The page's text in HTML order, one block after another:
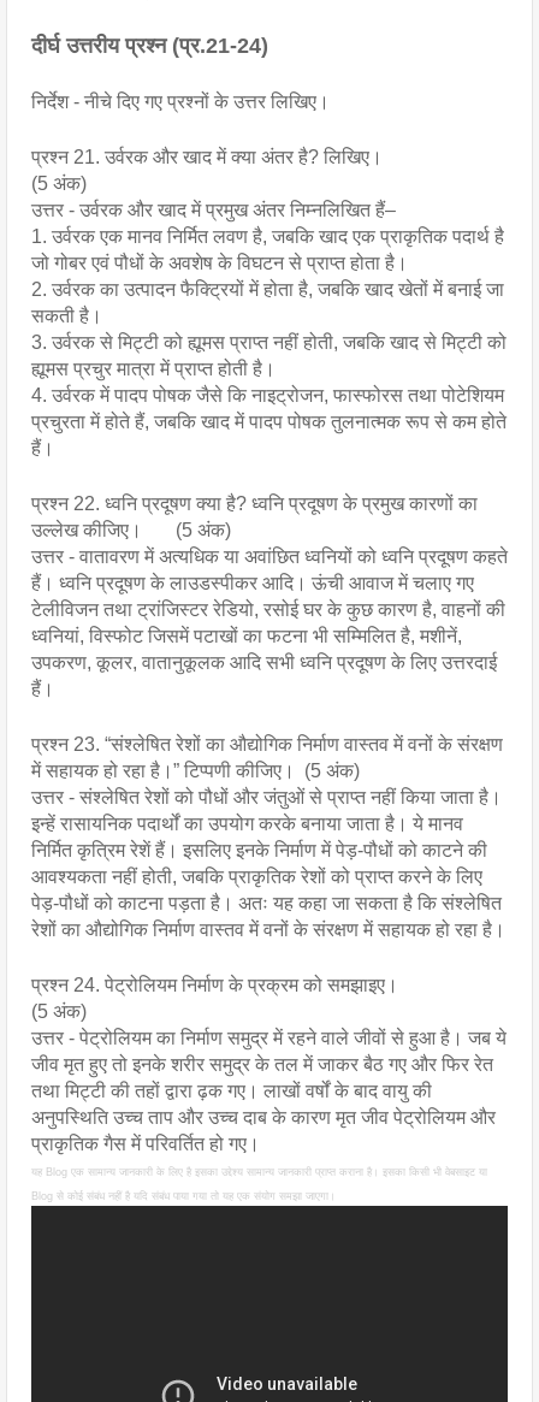
दीर्घ उत्तरीय प्रश्न (प्र.21-24)
निर्देश - नीचे दिए गए प्रश्नों के उत्तर लिखिए।
प्रश्न 21. उर्वरक और खाद में क्या अंतर है? लिखिए।
(5 अंक)
उत्तर - उर्वरक और खाद में प्रमुख अंतर निम्नलिखित हैं–
1. उर्वरक एक मानव निर्मित लवण है, जबकि खाद एक प्राकृतिक पदार्थ है
जो गोबर एवं पौधों के अवशेष के विघटन से प्राप्त होता है।
2. उर्वरक का उत्पादन फैक्ट्रियों में होता है, जबकि खाद खेतों में बनाई जा
सकती है।
3. उर्वरक से मिट्टी को ह्यूमस प्राप्त नहीं होती, जबकि खाद से मिट्टी को
ह्यूमस प्रचुर मात्रा में प्राप्त होती है।
4. उर्वरक में पादप पोषक जैसे कि नाइट्रोजन, फास्फोरस तथा पोटेशियम
प्रचुरता में होते हैं, जबकि खाद में पादप पोषक तुलनात्मक रूप से कम होते
हैं।
प्रश्न 22. ध्वनि प्रदूषण क्या है? ध्वनि प्रदूषण के प्रमुख कारणों का
उल्लेख कीजिए। (5 अंक)
उत्तर - वातावरण में अत्यधिक या अवांछित ध्वनियों को ध्वनि प्रदूषण कहते
हैं। ध्वनि प्रदूषण के लाउडस्पीकर आदि। ऊंची आवाज में चलाए गए
टेलीविजन तथा ट्रांजिस्टर रेडियो, रसोई घर के कुछ कारण है, वाहनों की
ध्वनियां, विस्फोट जिसमें पटाखों का फटना भी सम्मिलित है, मशीनें,
उपकरण, कूलर, वातानुकूलक आदि सभी ध्वनि प्रदूषण के लिए उत्तरदाई
हैं।
प्रश्न 23. “संश्लेषित रेशों का औद्योगिक निर्माण वास्तव में वनों के संरक्षण
में सहायक हो रहा है।” टिप्पणी कीजिए। (5 अंक)
उत्तर - संश्लेषित रेशों को पौधों और जंतुओं से प्राप्त नहीं किया जाता है।
इन्हें रासायनिक पदार्थों का उपयोग करके बनाया जाता है। ये मानव
निर्मित कृत्रिम रेशें हैं। इसलिए इनके निर्माण में पेड़-पौधों को काटने की
आवश्यकता नहीं होती, जबकि प्राकृतिक रेशों को प्राप्त करने के लिए
पेड़-पौधों को काटना पड़ता है। अतः यह कहा जा सकता है कि संश्लेषित
रेशों का औद्योगिक निर्माण वास्तव में वनों के संरक्षण में सहायक हो रहा है।
प्रश्न 24. पेट्रोलियम निर्माण के प्रक्रम को समझाइए।
(5 अंक)
उत्तर - पेट्रोलियम का निर्माण समुद्र में रहने वाले जीवों से हुआ है। जब ये
जीव मृत हुए तो इनके शरीर समुद्र के तल में जाकर बैठ गए और फिर रेत
तथा मिट्टी की तहों द्वारा ढ़क गए। लाखों वर्षों के बाद वायु की
अनुपस्थिति उच्च ताप और उच्च दाब के कारण मृत जीव पेट्रोलियम और
प्राकृतिक गैस में परिवर्तित हो गए।
यह Blog एक सामान्य जानकारी के लिए है इसका उद्देश्य सामान्य जानकारी प्राप्त कराना है। इसका किसी भी वेबसाइट या
Blog से कोई संबंध नहीं है यदि संबंध पाया गया तो यह एक संयोग समझा जाएगा।